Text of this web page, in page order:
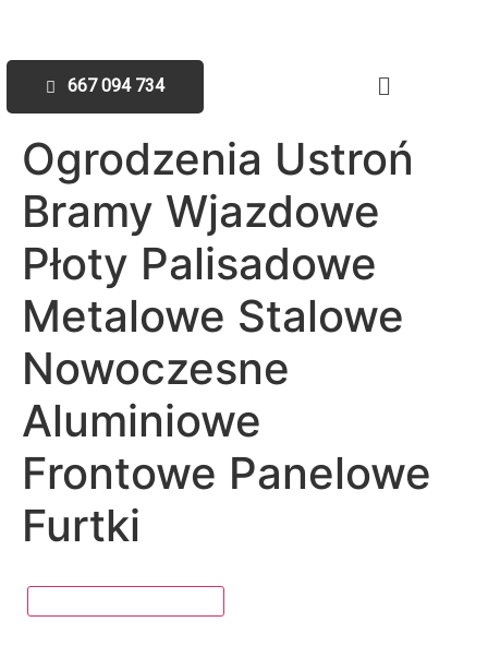
667 094 734
Ogrodzenia Ustroń
Bramy Wjazdowe
Płoty Palisadowe
Metalowe Stalowe
Nowoczesne
Aluminiowe
Frontowe Panelowe
Furtki